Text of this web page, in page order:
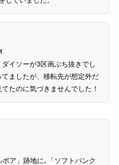
イソーが3区画ぶち抜きでし
ましたが、移転先が想定外だ
たのに気づきませんでした！
ア」跡地に､「ソフトバンク